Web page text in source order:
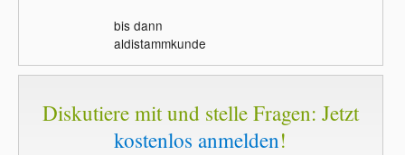
bis dann
aldistammkunde
Diskutiere mit und stelle Fragen: Jetzt
kostenlos anmelden!